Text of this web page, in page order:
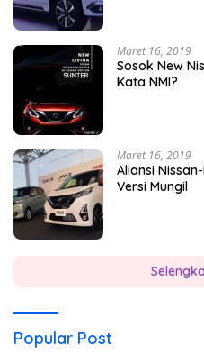
Maret 16, 2019
Sosok New
Kata NMI?
Maret 16, 2019
Aliansi
Versi Mungil
Popular Post